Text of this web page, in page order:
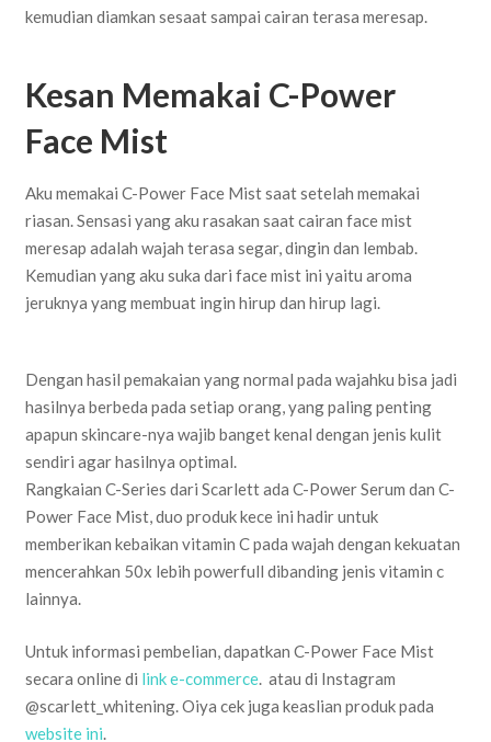
kemudian diamkan sesaat sampai cairan terasa meresap.
Kesan Memakai C-Power
Face Mist
Aku memakai C-Power Face Mist saat setelah memakai
riasan. Sensasi yang aku rasakan saat cairan face mist
meresap adalah wajah terasa segar, dingin dan lembab.
Kemudian yang aku suka dari face mist ini yaitu aroma
jeruknya yang membuat ingin hirup dan hirup lagi.
Dengan hasil pemakaian yang normal pada wajahku bisa jadi
hasilnya berbeda pada setiap orang, yang paling penting
apapun skincare-nya wajib banget kenal dengan jenis kulit
sendiri agar hasilnya optimal.
Rangkaian C-Series dari Scarlett ada C-Power Serum dan C-
Power Face Mist, duo produk kece ini hadir untuk
memberikan kebaikan vitamin C pada wajah dengan kekuatan
mencerahkan 50x lebih powerfull dibanding jenis vitamin c
lainnya.
Untuk informasi pembelian, dapatkan C-Power Face Mist
secara online di link e-commerce. atau di Instagram
@scarlett_whitening. Oiya cek juga keaslian produk pada
website ini